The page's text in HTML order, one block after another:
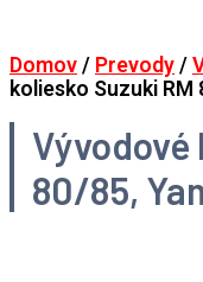
Domov / Prevody /
koliesko Suzuki RM
Vývodové
80/85,